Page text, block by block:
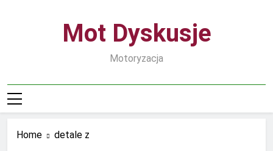
Mot Dyskusje
Motoryzacja
Home detale z